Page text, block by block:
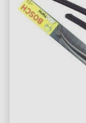
Оплата